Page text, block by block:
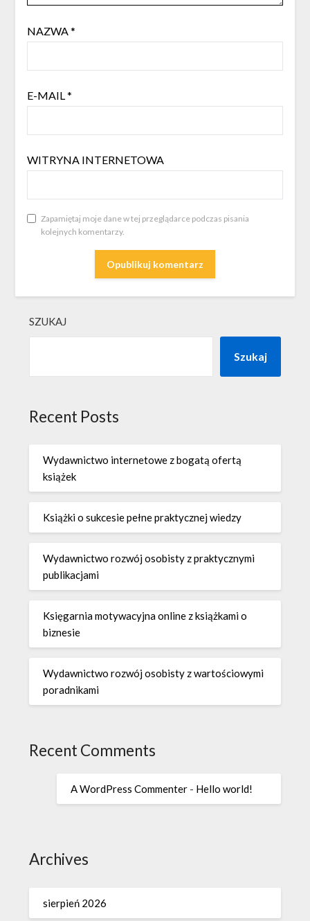
NAZWA *
E-MAIL *
WITRYNA INTERNETOWA
Zapamiętaj moje dane w tej przeglądarce podczas pisania
kolejnych komentarzy.
SZUKAJ
Szukaj
Recent Posts
Wydawnictwo internetowe z bogatą ofertą
książek
Książki o sukcesie pełne praktycznej wiedzy
Wydawnictwo rozwój osobisty z praktycznymi
publikacjami
Księgarnia motywacyjna online z książkami o
biznesie
Wydawnictwo rozwój osobisty z wartościowymi
poradnikami
Recent Comments
A WordPress Commenter - Hello world!
Archives
sierpień 2026